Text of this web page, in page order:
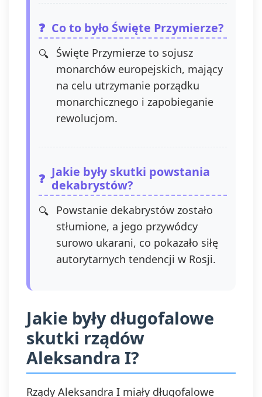
Co to było Święte Przymierze?
Święte Przymierze to sojusz
monarchów europejskich, mający
na celu utrzymanie porządku
monarchicznego i zapobieganie
rewolucjom.
Jakie były skutki powstania
dekabrystów?
Powstanie dekabrystów zostało
stłumione, a jego przywódcy
surowo ukarani, co pokazało siłę
autorytarnych tendencji w Rosji.
Jakie były długofalowe
skutki rządów
Aleksandra I?
Rządy Aleksandra I miały długofalowe